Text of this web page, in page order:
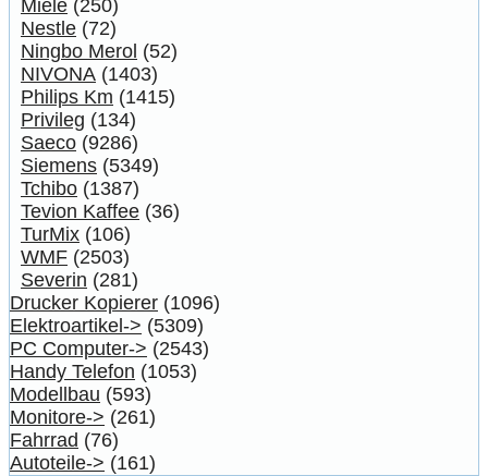
Miele (250)
Nestle (72)
Ningbo Merol (52)
NIVONA (1403)
Philips Km (1415)
Privileg (134)
Saeco (9286)
Siemens (5349)
Tchibo (1387)
Tevion Kaffee (36)
TurMix (106)
WMF (2503)
Severin (281)
Drucker Kopierer (1096)
Elektroartikel-> (5309)
PC Computer-> (2543)
Handy Telefon (1053)
Modellbau (593)
Monitore-> (261)
Fahrrad (76)
Autoteile-> (161)